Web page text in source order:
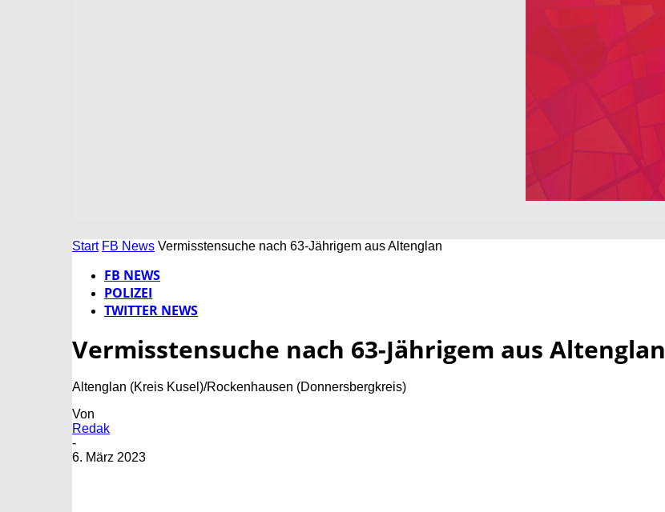
Start FB News Vermisstensuche nach 63-Jährigem aus Altenglan
FB NEWS
POLIZEI
TWITTER NEWS
Vermisstensuche nach 63-Jährigem aus Altenglan
Altenglan (Kreis Kusel)/Rockenhausen (Donnersbergkreis)
Von
Redak
-
6. März 2023